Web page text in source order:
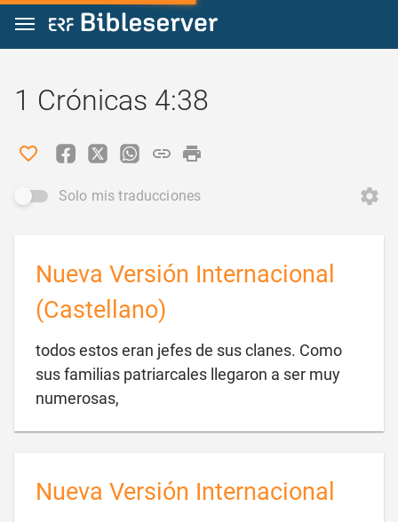
Ir a un contenido
1 Crónicas 4:38
Solo mis traducciones
Nueva Versión Internacional
(Castellano)
todos estos eran jefes de sus clanes. Como
sus familias patriarcales llegaron a ser muy
numerosas,
Nueva Versión Internacional